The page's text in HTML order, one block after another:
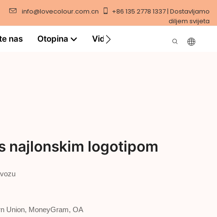
info@lovecolour.com.cn
+86 135 2778 1337 | Dostavljamo
diljem svijeta
nas Otopina Video
najlonskim logotipom
Union, MoneyGram, OA